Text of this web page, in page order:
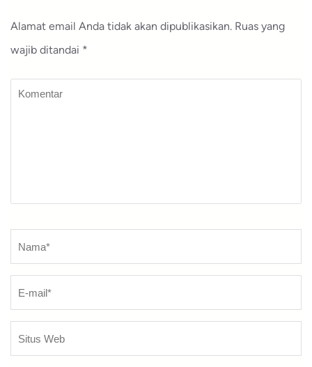
Alamat email Anda tidak akan dipublikasikan. Ruas yang
wajib ditandai *
Komentar
Nama